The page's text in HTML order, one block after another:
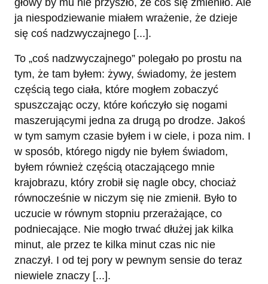
głowy by mu nie przyszło, że coś się zmieniło. Ale
ja niespodziewanie miałem wrażenie, że dzieje
się coś nadzwyczajnego [...].
To „coś nadzwyczajnego” polegało po prostu na
tym, że tam byłem: żywy, świadomy, że jestem
częścią tego ciała, które mogłem zobaczyć
spuszczając oczy, które kończyło się nogami
maszerującymi jedna za drugą po drodze. Jakoś
w tym samym czasie byłem i w ciele, i poza nim. I
w sposób, którego nigdy nie byłem świadom,
byłem również częścią otaczającego mnie
krajobrazu, który zrobił się nagle obcy, chociaż
równocześnie w niczym się nie zmienił. Było to
uczucie w równym stopniu przerażające, co
podniecające. Nie mogło trwać dłużej jak kilka
minut, ale przez te kilka minut czas nic nie
znaczył. I od tej pory w pewnym sensie do teraz
niewiele znaczy [...].